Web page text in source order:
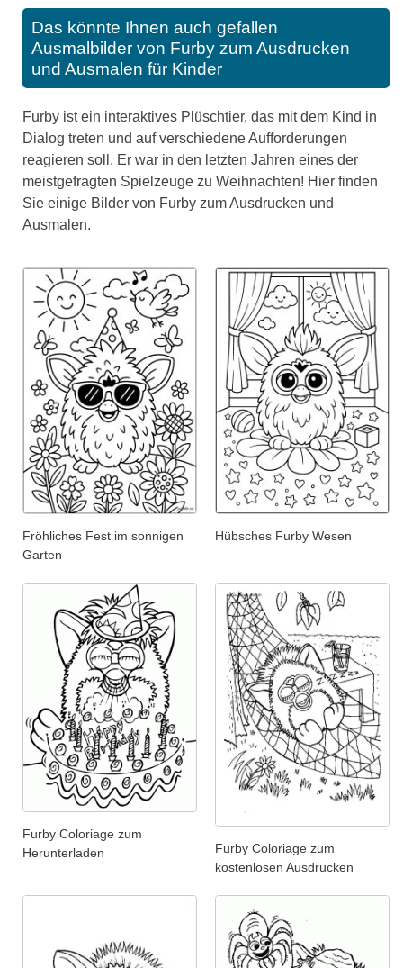
Das könnte Ihnen auch gefallen
Ausmalbilder von Furby zum Ausdrucken
und Ausmalen für Kinder
Furby ist ein interaktives Plüschtier, das mit dem Kind in
Dialog treten und auf verschiedene Aufforderungen
reagieren soll. Er war in den letzten Jahren eines der
meistgefragten Spielzeuge zu Weihnachten! Hier finden
Sie einige Bilder von Furby zum Ausdrucken und
Ausmalen.
Fröhliches Fest im sonnigen
Garten
Hübsches Furby Wesen
Furby Coloriage zum
Herunterladen
Furby Coloriage zum
kostenlosen Ausdrucken